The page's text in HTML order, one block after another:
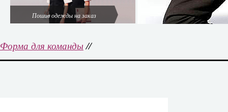
Пошив одежды на заказ
Форма для команды//